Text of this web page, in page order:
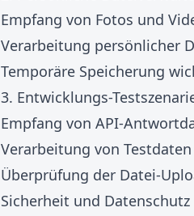
Empfang von Fotos und
Verarbeitung persönlicher
Temporäre Speicherung
3. Entwicklungs-
Empfang von API-
Verarbeitung von
Überprüfung der Datei-
Sicherheit und Datenschutz